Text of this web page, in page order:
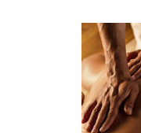
Női jóga 40+
Csoportos Relax órák